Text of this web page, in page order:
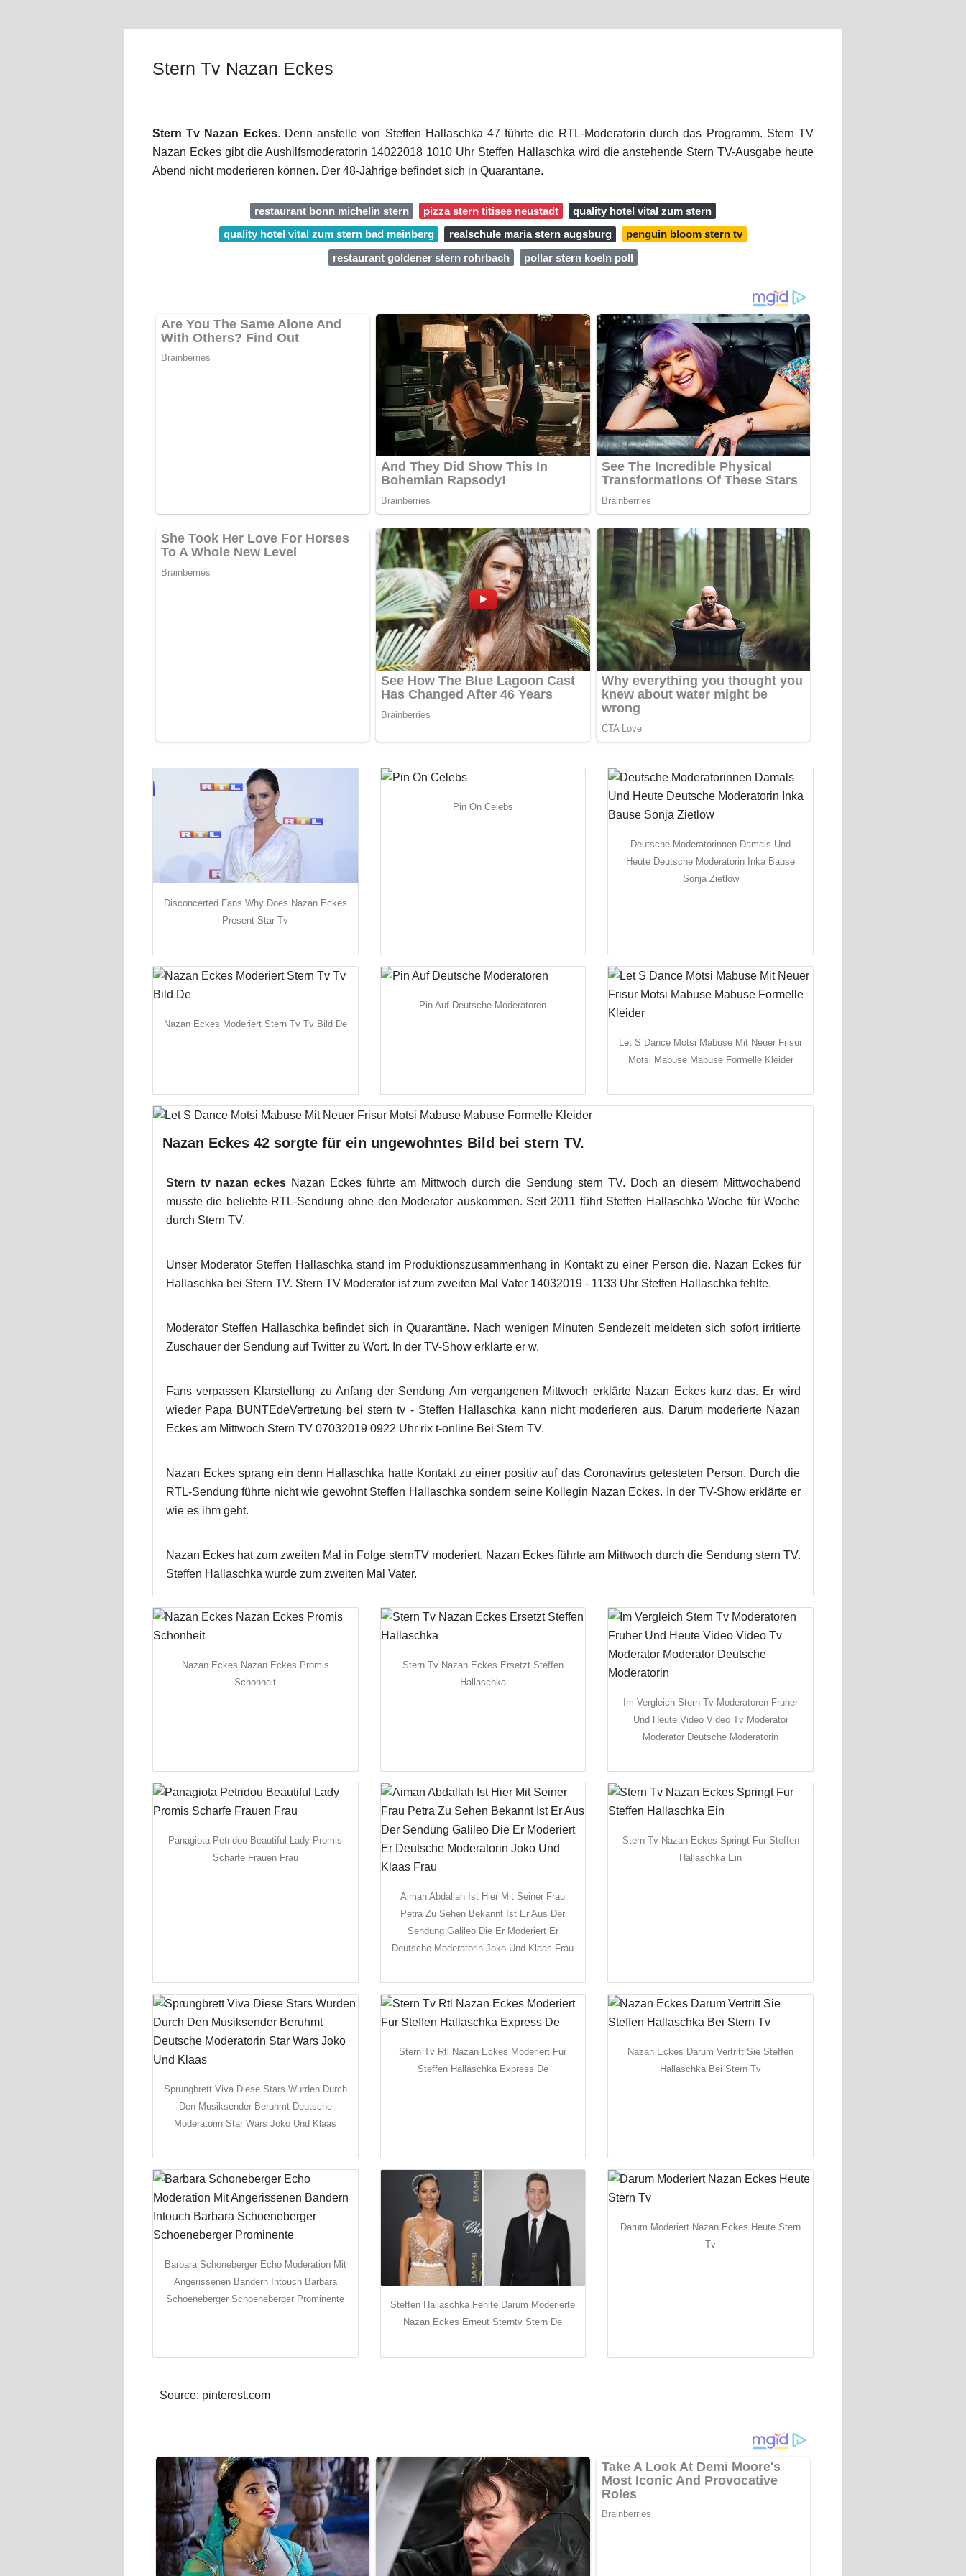
Stern Tv Nazan Eckes
Stern Tv Nazan Eckes. Denn anstelle von Steffen Hallaschka 47 führte die RTL-Moderatorin durch das Programm. Stern TV
Nazan Eckes gibt die Aushilfsmoderatorin 14022018 1010 Uhr Steffen Hallaschka wird die anstehende Stern TV-Ausgabe heute
Abend nicht moderieren können. Der 48-Jährige befindet sich in Quarantäne.
restaurant bonn michelin stern pizza stern titisee neustadt
quality hotel vital zum stern
quality hotel vital zum stern bad meinberg
realschule maria stern augsburg
penguin bloom stern tv
restaurant goldener stern rohrbach
pollar stern koeln poll
Disconcerted Fans Why Does Nazan Eckes
Present Star Tv
Pin On Celebs
Deutsche Moderatorinnen Damals Und
Heute Deutsche Moderatorin Inka Bause
Sonja Zietlow
Nazan Eckes Moderiert Stern Tv Tv Bild De
Pin Auf Deutsche Moderatoren
Let S Dance Motsi Mabuse Mit Neuer Frisur
Motsi Mabuse Mabuse Formelle Kleider
Nazan Eckes 42 sorgte für ein ungewohntes Bild bei stern TV.
Stern tv nazan eckesNazan Eckes führte am Mittwoch durch die Sendung stern TV. Doch an diesem Mittwochabend
musste die beliebte RTL-Sendung ohne den Moderator auskommen. Seit 2011 führt Steffen Hallaschka Woche für Woche
durch Stern TV.
Unser Moderator Steffen Hallaschka stand im Produktionszusammenhang in Kontakt zu einer Person die. Nazan Eckes für
Hallaschka bei Stern TV. Stern TV Moderator ist zum zweiten Mal Vater 14032019 - 1133 Uhr Steffen Hallaschka fehlte.
Moderator Steffen Hallaschka befindet sich in Quarantäne. Nach wenigen Minuten Sendezeit meldeten sich sofort irritierte
Zuschauer der Sendung auf Twitter zu Wort. In der TV-Show erklärte er w.
Fans verpassen Klarstellung zu Anfang der Sendung Am vergangenen Mittwoch erklärte Nazan Eckes kurz das. Er wird
wieder Papa BUNTEdeVertretung bei stern tv - Steffen Hallaschka kann nicht moderieren aus. Darum moderierte Nazan
Eckes am Mittwoch Stern TV 07032019 0922 Uhr rix t-online Bei Stern TV.
Nazan Eckes sprang ein denn Hallaschka hatte Kontakt zu einer positiv auf das Coronavirus getesteten Person. Durch die
RTL-Sendung führte nicht wie gewohnt Steffen Hallaschka sondern seine Kollegin Nazan Eckes. In der TV-Show erklärte er
wie es ihm geht.
Nazan Eckes hat zum zweiten Mal in Folge sternTV moderiert. Nazan Eckes führte am Mittwoch durch die Sendung stern TV.
Steffen Hallaschka wurde zum zweiten Mal Vater.
Nazan Eckes Nazan Eckes Promis
Schonheit
Stern Tv Nazan Eckes Ersetzt Steffen
Hallaschka
Im Vergleich Stern Tv Moderatoren Fruher
Und Heute Video Video Tv Moderator
Moderator Deutsche Moderatorin
Panagiota Petridou Beautiful Lady Promis
Scharfe Frauen Frau
Aiman Abdallah Ist Hier Mit Seiner Frau
Petra Zu Sehen Bekannt Ist Er Aus Der
Sendung Galileo Die Er Moderiert Er
Deutsche Moderatorin Joko Und Klaas Frau
Stern Tv Nazan Eckes Springt Fur Steffen
Hallaschka Ein
Sprungbrett Viva Diese Stars Wurden Durch
Den Musiksender Beruhmt Deutsche
Moderatorin Star Wars Joko Und Klaas
Stern Tv Rtl Nazan Eckes Moderiert Fur
Steffen Hallaschka Express De
Nazan Eckes Darum Vertritt Sie Steffen
Hallaschka Bei Stern Tv
Barbara Schoneberger Echo Moderation Mit
Angerissenen Bandern Intouch Barbara
Schoeneberger Schoeneberger Prominente
Steffen Hallaschka Fehlte Darum Moderierte
Nazan Eckes Erneut Sterntv Stern De
Darum Moderiert Nazan Eckes Heute Stern
Tv
Source: pinterest.com